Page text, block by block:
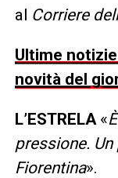
al Corriere
Ultime
novità del
L’ESTRELA «
pressione. Un
Fiorentina».